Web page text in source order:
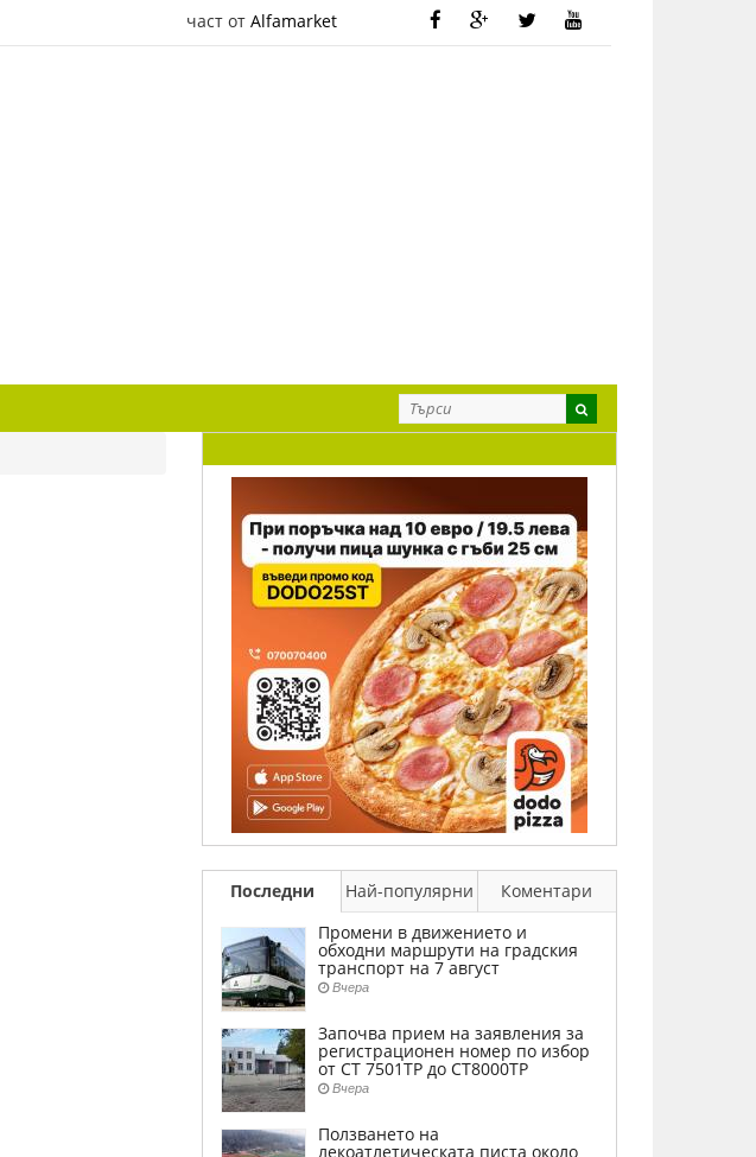
част от Alfamarket
Последни Най-популярни
Коментари
Промени в движението и
обходни маршрути на градския
транспорт на 7 август
Вчера
Започва прием на заявления за
регистрационен номер по избор
от СТ 7501ТР до СТ8000ТР
Вчера
Ползването на
лекоатлетическата писта около